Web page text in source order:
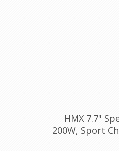
HMX 7.7"
200W, Sport